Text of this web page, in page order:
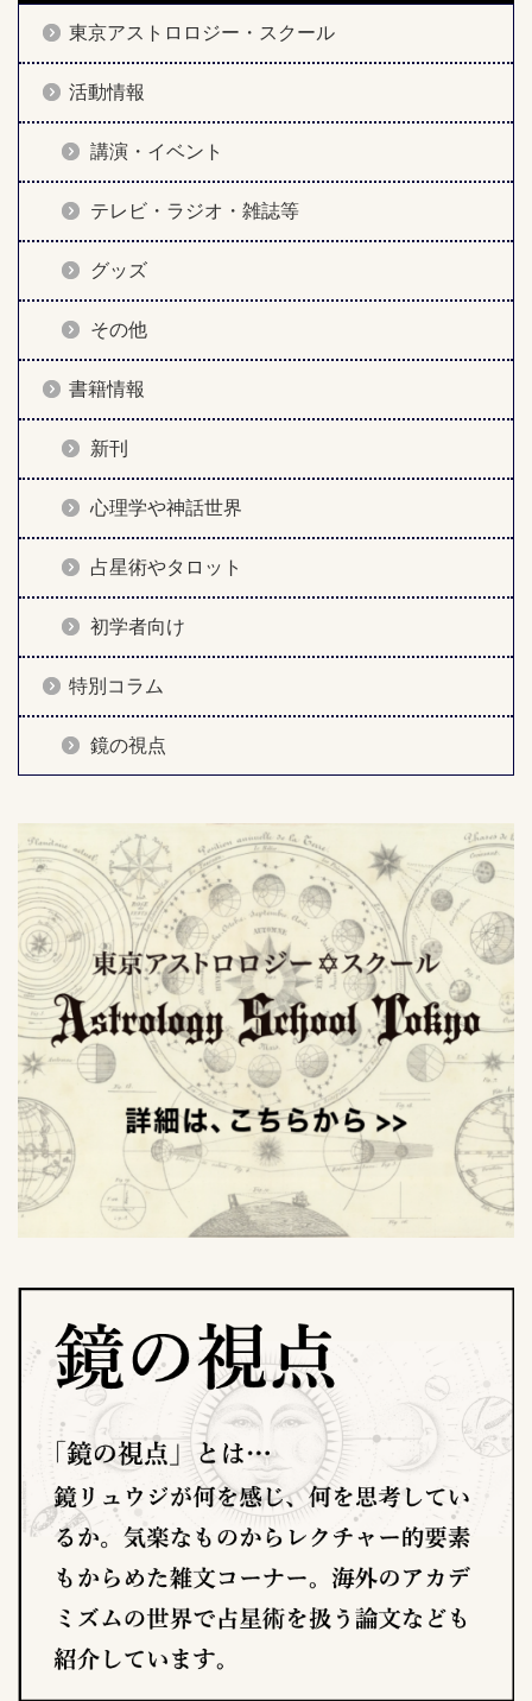
東京アストロロジー・スクール
活動情報
講演・イベント
テレビ・ラジオ・雑誌等
グッズ
その他
書籍情報
新刊
心理学や神話世界
占星術やタロット
初学者向け
特別コラム
鏡の視点